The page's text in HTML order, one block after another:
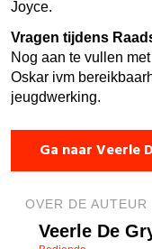
Joyce.
Vragen tijdens
Nog aan te vullen
Oskar ivm
jeugdwerking.
Ga naar Veerle
OVER DE AUTEUR
Veerle De